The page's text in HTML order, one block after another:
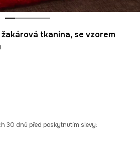
tkanina, se vzorem
30 dnů před poskytnutím slevy: